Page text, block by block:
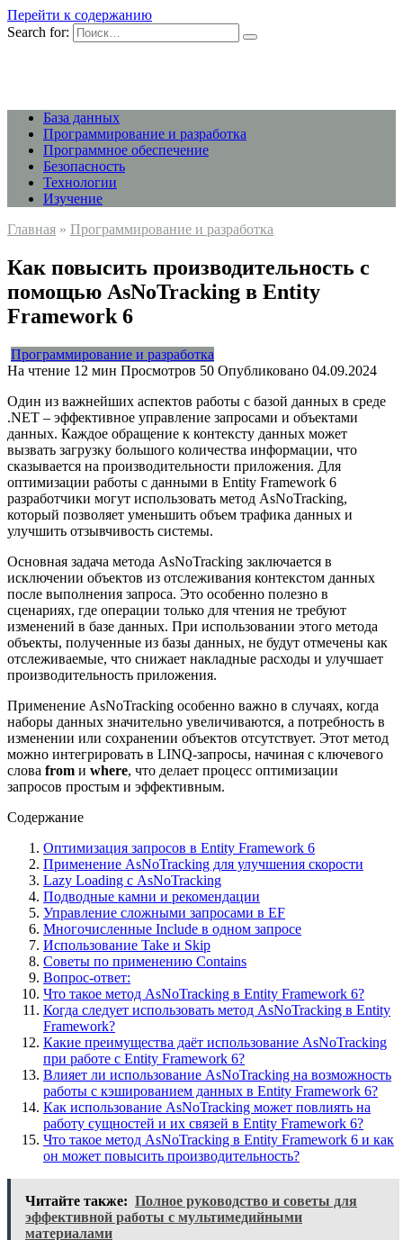
Перейти к содержанию
Search for:
База данных
Программирование и разработка
Программное обеспечение
Безопасность
Технологии
Изучение
Главная » Программирование и разработка
Как повысить производительность с
помощью AsNoTracking в Entity
Framework 6
Программирование и разработка
На чтение 12 мин Просмотров 50 Опубликовано 04.09.2024
Один из важнейших аспектов работы с базой данных в среде
.NET – эффективное управление запросами и объектами
данных. Каждое обращение к контексту данных может
вызвать загрузку большого количества информации, что
сказывается на производительности приложения. Для
оптимизации работы с данными в Entity Framework 6
разработчики могут использовать метод AsNoTracking,
который позволяет уменьшить объем трафика данных и
улучшить отзывчивость системы.
Основная задача метода AsNoTracking заключается в
исключении объектов из отслеживания контекстом данных
после выполнения запроса. Это особенно полезно в
сценариях, где операции только для чтения не требуют
изменений в базе данных. При использовании этого метода
объекты, полученные из базы данных, не будут отмечены как
отслеживаемые, что снижает накладные расходы и улучшает
производительность приложения.
Применение AsNoTracking особенно важно в случаях, когда
наборы данных значительно увеличиваются, а потребность в
изменении или сохранении объектов отсутствует. Этот метод
можно интегрировать в LINQ-запросы, начиная с ключевого
слова from и where, что делает процесс оптимизации
запросов простым и эффективным.
Содержание
Оптимизация запросов в Entity Framework 6
Применение AsNoTracking для улучшения скорости
Lazy Loading с AsNoTracking
Подводные камни и рекомендации
Управление сложными запросами в EF
Многочисленные Include в одном запросе
Использование Take и Skip
Советы по применению Contains
Вопрос-ответ:
Что такое метод AsNoTracking в Entity Framework 6?
Когда следует использовать метод AsNoTracking в Entity
Framework?
Какие преимущества даёт использование AsNoTracking
при работе с Entity Framework 6?
Влияет ли использование AsNoTracking на возможность
работы с кэшированием данных в Entity Framework 6?
Как использование AsNoTracking может повлиять на
работу сущностей и их связей в Entity Framework 6?
Что такое метод AsNoTracking в Entity Framework 6 и как
он может повысить производительность?
Читайте также: Полное руководство и советы для
эффективной работы с мультимедийными
материалами